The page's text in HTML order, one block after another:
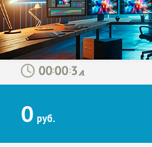
: :
0 руб.